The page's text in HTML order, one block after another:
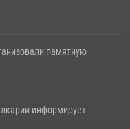
памятную
информирует